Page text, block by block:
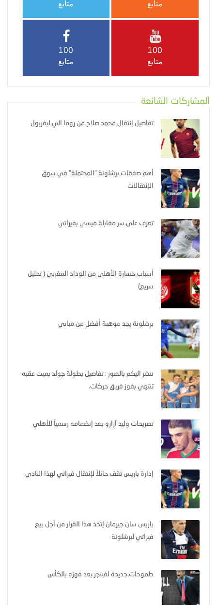
متابع متابع
100
متابع
100
متابع
المشاركات الشائعة
تفاصيل إنتقال محمد صلاح من روما الي ليفربول
أهم صفقات برشلونة "المحتملة" في سوق
الإنتقالات
تعرف على سر مقابلة ميسي بفيراتي
أسباب خسارة الأهلي من الوداد المغربي ( تحليل
سريع)
برشلونة يجد موهبة أفضل من مبابي
ننشر اليكم بالصور : تفاصيل بطولة جولد بميت عقبه
تنتهي بفوز فريق حركات.
تصريحات وليد آزارو بعد إنضمامه رسمياً للأهلي
إدارة باريس تقف حائلاً لإنتقال فيراتي لهذا النادي
باريس سان جيرمان إتخذ هذا القرار من أجل بيع
فيراتي لبرشلونة
طموحات جديدة لفينجر بعد فوزه بالكأس